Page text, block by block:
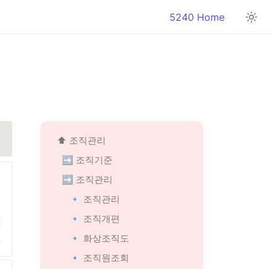
5240 Home
⬆️ 조직관리
➡️ 조직기준
➡️ 조직관리
🔹 조직관리
🔹 조직개편
🔹 화상조직도
🔹 조직원조회